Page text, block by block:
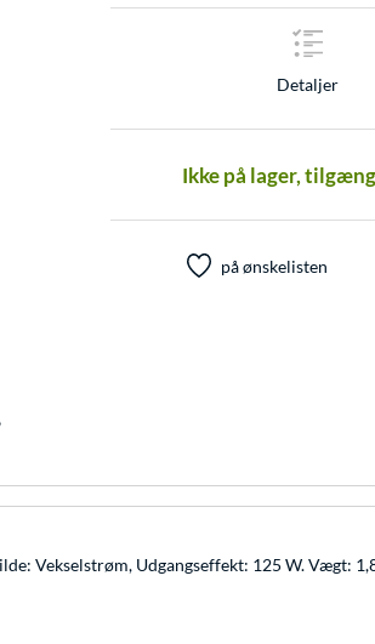
Detaljer
Ikke på lager,
på ønskelisten
Vekselstrøm, Udgangseffekt: 125 W. Vægt: